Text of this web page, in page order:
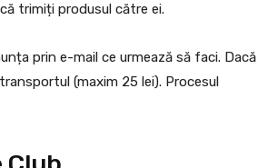
trimiți produsul către ei.
prin e-mail ce urmează să faci. Dacă
(maxim 25 lei). Procesul